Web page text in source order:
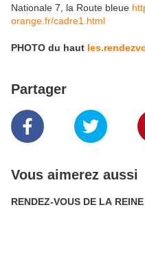
Nationale 7, la Route bleue
orange.fr/cadre1.html
PHOTO du haut
Partager
Vous aimerez aussi
RENDEZ-VOUS DE LA REINE